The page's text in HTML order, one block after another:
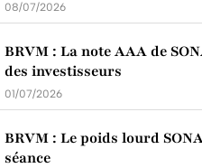
08/07/2026
BRVM : La note AAA de
des investisseurs
01/07/2026
BRVM : Le poids lourd
séance